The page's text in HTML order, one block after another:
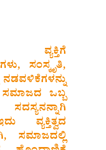
ವ್ಯಕ್ತಿಗೆ
ಸಂಸ್ಕೃತಿ,
ಒಬ್ಬ
ವ್ಯಕ್ತಿತ್ವದ
ಸಮಾಜದಲ್ಲಿ